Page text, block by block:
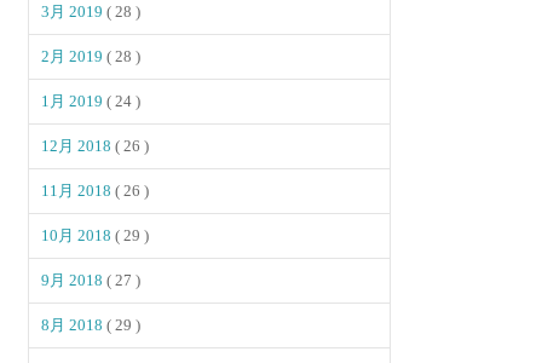
3月 2019( 28 )
2月 2019( 28 )
1月 2019( 24 )
12月 2018( 26 )
11月 2018( 26 )
10月 2018( 29 )
9月 2018( 27 )
8月 2018( 29 )